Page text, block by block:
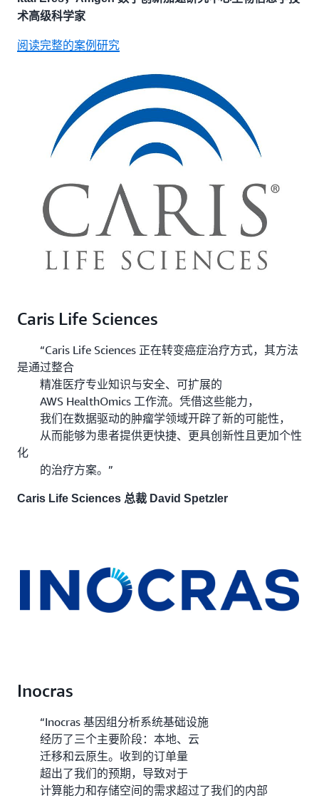
术高级科学家
阅读完整的案例研究
Caris Life Sciences
“Caris Life Sciences 正在转变癌症治疗方式，其方法
是通过整合
精准医疗专业知识与安全、可扩展的
AWS HealthOmics 工作流。凭借这些能力，
我们在数据驱动的肿瘤学领域开辟了新的可能性，
从而能够为患者提供更快捷、更具创新性且更加个性
化
的治疗方案。”
Caris Life Sciences 总裁 David Spetzler
Inocras
“Inocras 基因组分析系统基础设施
经历了三个主要阶段：本地、云
迁移和云原生。收到的订单量
超出了我们的预期，导致对于
计算能力和存储空间的需求超过了我们的内部